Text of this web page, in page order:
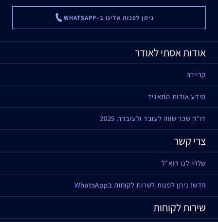
ניתן לפנות אלינו ב-WHATSAPP ...
אודות אסתי לאודר
קריירה
מידע אודות התאגיד
דו"ח שכר שווה לעובד ולעובדת 2025
צרי קשר
שלחי לנו דוא"ל
חדש! ניתן לפנות לשרות לקוחות בWhatsApp
שירות לקוחות